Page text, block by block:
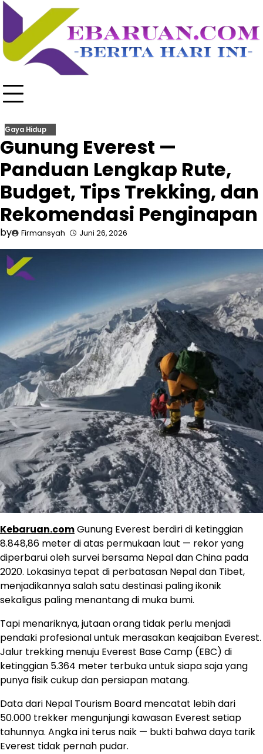
Skip
content
Gaya Hidup
Gunung Everest —
Panduan Lengkap Rute,
Budget, Tips Trekking, dan
Rekomendasi Penginapan
by Firmansyah Juni 26, 2026
Kebaruan.comGunung Everest berdiri di ketinggian
8.848,86 meter di atas permukaan laut — rekor yang
diperbarui oleh survei bersama Nepal dan China pada
2020. Lokasinya tepat di perbatasan Nepal dan Tibet,
menjadikannya salah satu destinasi paling ikonik
sekaligus paling menantang di muka bumi.
Tapi menariknya, jutaan orang tidak perlu menjadi
pendaki profesional untuk merasakan keajaiban Everest.
Jalur trekking menuju Everest Base Camp (EBC) di
ketinggian 5.364 meter terbuka untuk siapa saja yang
punya fisik cukup dan persiapan matang.
Data dari Nepal Tourism Board mencatat lebih dari
50.000 trekker mengunjungi kawasan Everest setiap
tahunnya. Angka ini terus naik — bukti bahwa daya tarik
Everest tidak pernah pudar.